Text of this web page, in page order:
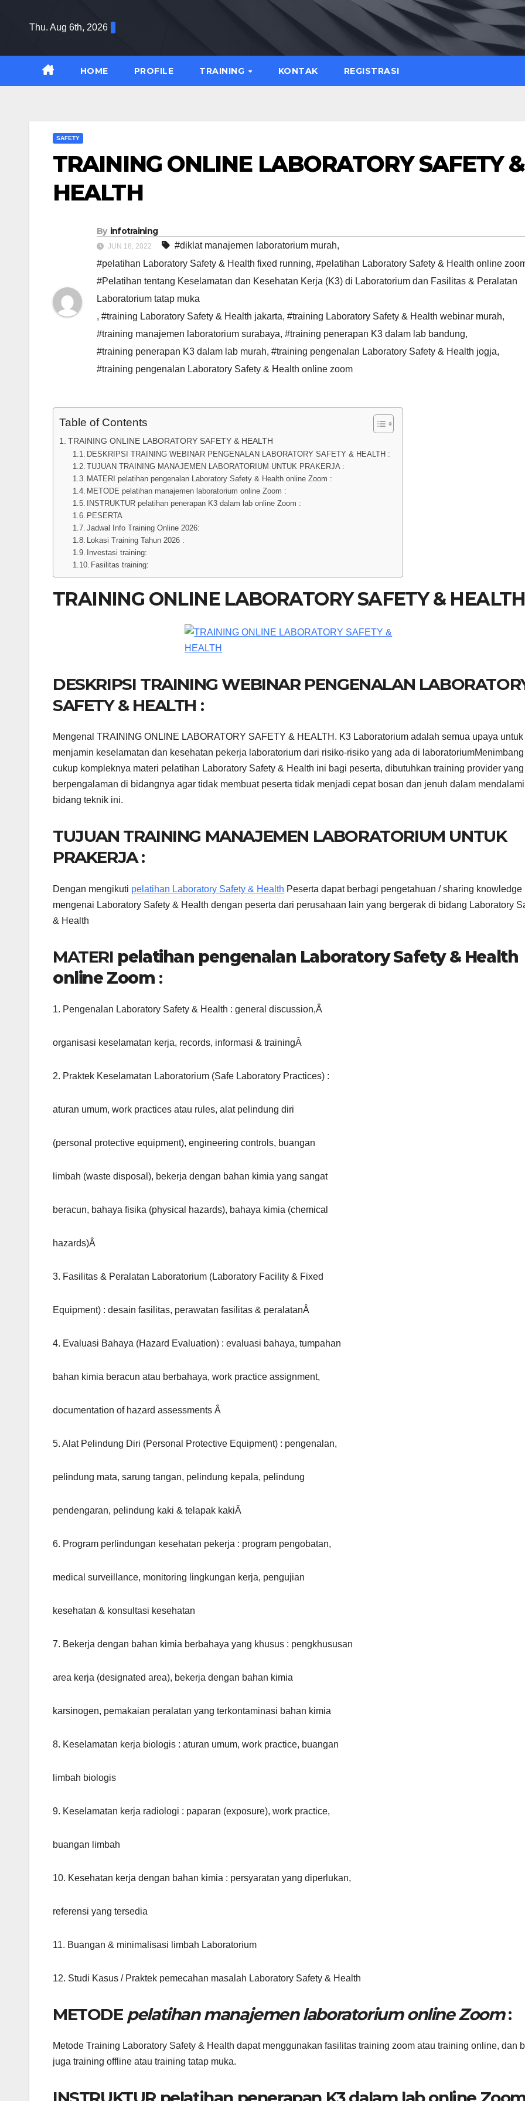
Thu. Aug 6th, 2026
HOME PROFILE TRAINING KONTAK REGISTRASI
SAFETY
TRAINING ONLINE LABORATORY SAFETY &
HEALTH
By infotraining
JUN 18, 2022 #diklat manajemen laboratorium murah,
#pelatihan Laboratory Safety & Health fixed running, #pelatihan Laboratory Safety & Health online
#Pelatihan tentang Keselamatan dan Kesehatan Kerja (K3) di Laboratorium dan Fasilitas & Peralatan
Laboratorium tatap muka
, #training Laboratory Safety & Health jakarta, #training Laboratory Safety & Health webinar murah,
#training manajemen laboratorium surabaya, #training penerapan K3 dalam lab bandung,
#training penerapan K3 dalam lab murah, #training pengenalan Laboratory Safety & Health jogja,
#training pengenalan Laboratory Safety & Health online zoom
Table of Contents
TRAINING ONLINE LABORATORY SAFETY & HEALTH
DESKRIPSI TRAINING WEBINAR PENGENALAN LABORATORY SAFETY & HEALTH :
TUJUAN TRAINING MANAJEMEN LABORATORIUM UNTUK PRAKERJA :
MATERI pelatihan pengenalan Laboratory Safety & Health online Zoom :
METODE pelatihan manajemen laboratorium online Zoom :
INSTRUKTUR pelatihan penerapan K3 dalam lab online Zoom :
PESERTA
Jadwal Info Training Online 2026:
Lokasi Training Tahun 2026 :
Investasi training:
Fasilitas training:
TRAINING ONLINE LABORATORY SAFETY & HEALTH
DESKRIPSI TRAINING WEBINAR PENGENALAN
SAFETY & HEALTH :
Mengenal TRAINING ONLINE LABORATORY SAFETY & HEALTH. K3 Laboratorium adalah semua upaya untuk
menjamin keselamatan dan kesehatan pekerja laboratorium dari risiko-risiko yang ada di laboratoriumMenimbang
cukup kompleknya materi pelatihan Laboratory Safety & Health ini bagi peserta, dibutuhkan training provider yang
berpengalaman di bidangnya agar tidak membuat peserta tidak menjadi cepat bosan dan jenuh dalam mendalami
bidang teknik ini.
TUJUAN TRAINING MANAJEMEN LABORATORIUM UNTUK
PRAKERJA :
Dengan mengikuti pelatihan Laboratory Safety & Health Peserta dapat berbagi pengetahuan / sharing knowledge
mengenai Laboratory Safety & Health dengan peserta dari perusahaan lain yang bergerak di bidang Laboratory
& Health
MATERI pelatihan pengenalan Laboratory Safety & Health
online Zoom :
1. Pengenalan Laboratory Safety & Health : general discussion,Â
organisasi keselamatan kerja, records, informasi & trainingÂ
2. Praktek Keselamatan Laboratorium (Safe Laboratory Practices) :
aturan umum, work practices atau rules, alat pelindung diri
(personal protective equipment), engineering controls, buangan
limbah (waste disposal), bekerja dengan bahan kimia yang sangat
beracun, bahaya fisika (physical hazards), bahaya kimia (chemical
hazards)Â
3. Fasilitas & Peralatan Laboratorium (Laboratory Facility & Fixed
Equipment) : desain fasilitas, perawatan fasilitas & peralatanÂ
4. Evaluasi Bahaya (Hazard Evaluation) : evaluasi bahaya, tumpahan
bahan kimia beracun atau berbahaya, work practice assignment,
documentation of hazard assessments Â
5. Alat Pelindung Diri (Personal Protective Equipment) : pengenalan,
pelindung mata, sarung tangan, pelindung kepala, pelindung
pendengaran, pelindung kaki & telapak kakiÂ
6. Program perlindungan kesehatan pekerja : program pengobatan,
medical surveillance, monitoring lingkungan kerja, pengujian
kesehatan & konsultasi kesehatan
7. Bekerja dengan bahan kimia berbahaya yang khusus : pengkhususan
area kerja (designated area), bekerja dengan bahan kimia
karsinogen, pemakaian peralatan yang terkontaminasi bahan kimia
8. Keselamatan kerja biologis : aturan umum, work practice, buangan
limbah biologis
9. Keselamatan kerja radiologi : paparan (exposure), work practice,
buangan limbah
10. Kesehatan kerja dengan bahan kimia : persyaratan yang diperlukan,
referensi yang tersedia
11. Buangan & minimalisasi limbah Laboratorium
12. Studi Kasus / Praktek pemecahan masalah Laboratory Safety & Health
METODE pelatihan manajemen laboratorium online Zoom:
Metode Training Laboratory Safety & Health dapat menggunakan fasilitas training zoom atau training online, dan
juga training offline atau training tatap muka.